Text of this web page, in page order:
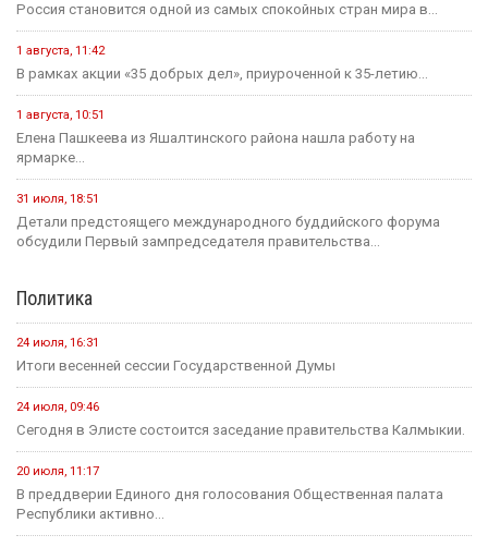
Россия становится одной из самых спокойных стран мира в...
1 августа, 11:42
В рамках акции «35 добрых дел», приуроченной к 35-летию...
1 августа, 10:51
Елена Пашкеева из Яшалтинского района нашла работу на
ярмарке...
31 июля, 18:51
Детали предстоящего международного буддийского форума
обсудили Первый зампредседателя правительства...
Политика
24 июля, 16:31
Итоги весенней сессии Государственной Думы
24 июля, 09:46
Сегодня в Элисте состоится заседание правительства Калмыкии.
20 июля, 11:17
В преддверии Единого дня голосования Общественная палата
Республики активно...